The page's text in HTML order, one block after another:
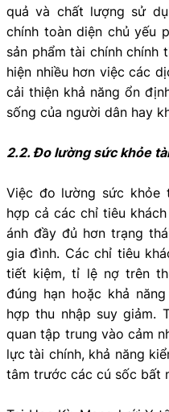
quả và chất lượng sử
chính toàn diện chủ yếu
sản phẩm tài chính chính
hiện nhiều hơn việc các
cải thiện khả năng ổn
sống của người dân hay
2.2. Đo lường sức khỏe
Việc đo lường sức khỏe
hợp cả các chỉ tiêu
ánh đầy đủ hơn trạng
gia đình. Các chỉ tiêu
tiết kiệm, tỉ lệ nợ trên
đúng hạn hoặc khả
hợp thu nhập suy giảm.
quan tập trung vào cảm
lực tài chính, khả năng
tâm trước các cú sốc bất